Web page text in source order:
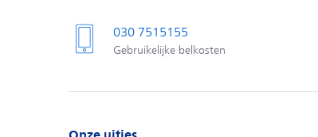
030 7515155
Gebruikelijke belkosten